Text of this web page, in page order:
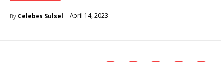
By Celebes Sulsel April 14, 2023